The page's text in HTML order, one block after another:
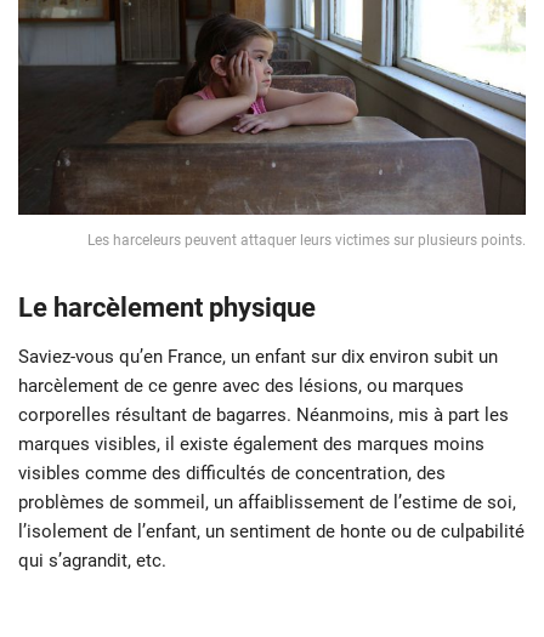
Les harceleurs peuvent attaquer leurs victimes sur plusieurs points.
Le harcèlement physique
Saviez-vous qu’en France, un enfant sur dix environ subit un
harcèlement de ce genre avec des lésions, ou marques
corporelles résultant de bagarres. Néanmoins, mis à part les
marques visibles, il existe également des marques moins
visibles comme des difficultés de concentration, des
problèmes de sommeil, un affaiblissement de l’estime de soi,
l’isolement de l’enfant, un sentiment de honte ou de culpabilité
qui s’agrandit, etc.